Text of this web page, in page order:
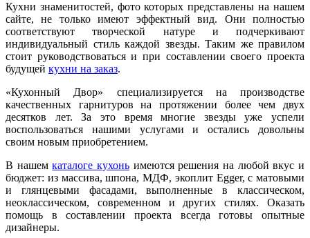
Кухни знаменитостей, фото которых представлены на нашем
сайте, не только имеют эффектный вид. Они полностью
соответствуют творческой натуре и подчеркивают
индивидуальный стиль каждой звезды. Таким же правилом
стоит руководствоваться и при составлении своего проекта
будущей кухни на заказ.
«Кухонный Двор» специализируется на производстве
качественных гарнитуров на протяжении более чем двух
десятков лет. За это время многие звезды уже успели
воспользоваться нашими услугами и остались довольны
своим новым приобретением.
В нашемкаталоге кухонь имеются решения на любой вкус и
бюджет: из массива, шпона, МДФ, экоплит Egger, с матовыми
и глянцевыми фасадами, выполненные в классическом,
неоклассическом, современном и других стилях. Оказать
помощь в составлении проекта всегда готовы опытные
дизайнеры.